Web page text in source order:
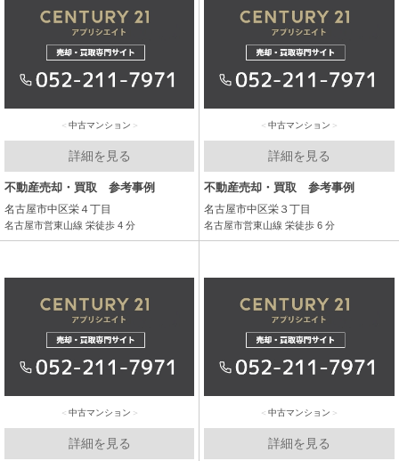
中古マンション
詳細を見る
不動産売却・買取 参考事例
名古屋市中区栄４丁目
名古屋市営東山線 栄徒歩 4 分
中古マンション
詳細を見る
不動産売却・買取 参考事例
名古屋市中区栄３丁目
名古屋市営東山線 栄徒歩 6 分
中古マンション
詳細を見る
中古マンション
詳細を見る